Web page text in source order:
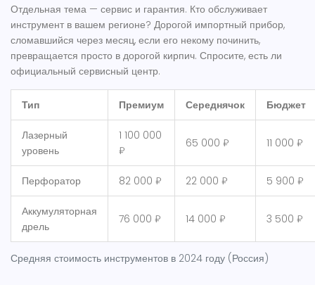
Отдельная тема — сервис и гарантия. Кто обслуживает
инструмент в вашем регионе? Дорогой импортный прибор,
сломавшийся через месяц, если его некому починить,
превращается просто в дорогой кирпич. Спросите, есть ли
официальный сервисный центр.
Средняя стоимость инструментов в 2024 году (Россия)
Тип Премиум Середнячок Бюджет
Лазерный
уровень
1 100 000
₽
65 000 ₽ 11 000 ₽
Перфоратор 82 000 ₽ 22 000 ₽ 5 900 ₽
Аккумуляторная
дрель
76 000 ₽ 14 000 ₽ 3 500 ₽